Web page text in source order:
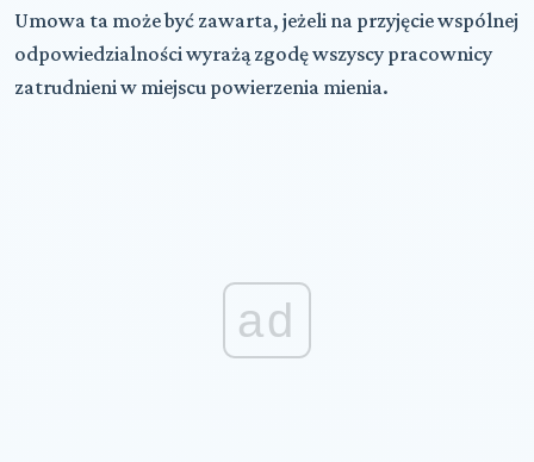
Umowa ta może być zawarta, jeżeli na przyjęcie wspólnej
odpowiedzialności wyrażą zgodę wszyscy pracownicy
zatrudnieni w miejscu powierzenia mienia.
ad